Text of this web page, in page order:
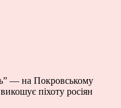
— на Покровському
піхоту росіян